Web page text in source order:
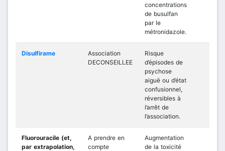
concentrations
de busulfan
par le
métronidazole.
Disulfirame
Association
DECONSEILLEE
Risque
d’épisodes de
psychose
aiguë ou d’état
confusionnel,
réversibles à
l’arrêt de
l’association.
Fluorouracile (et,
par extrapolation,
A prendre en
compte
Augmentation
de la toxicité